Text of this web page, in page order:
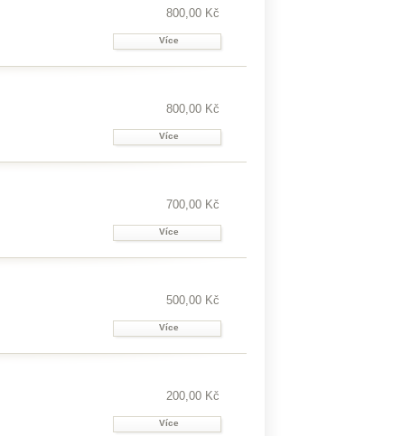
800,00 Kč
Více
800,00 Kč
Více
700,00 Kč
Více
500,00 Kč
Více
200,00 Kč
Více